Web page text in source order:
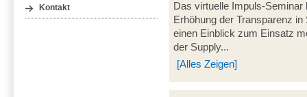
Kontakt
Das virtuelle Impuls-Seminar
Erhöhung der Transparenz
einen Einblick zum Einsatz
der Supply...
[Alles Zeigen]